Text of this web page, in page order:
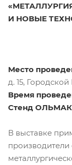
И НОВЫЕ
Место
д. 15,
Время
Стенд
В выставке